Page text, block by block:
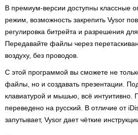
В премиум-версии доступны классные
режим, возможность закрепить Vysor
регулировка битрейта и разрешения
Передавайте файлы через
воздуху, без проводов.
С этой программой вы сможете не
файлы, но и создавать презентации.
клавиатурой и мышью, всё интуитивно.
переведено на русский. В отличие от
запутывает, Vysor дает чёткие